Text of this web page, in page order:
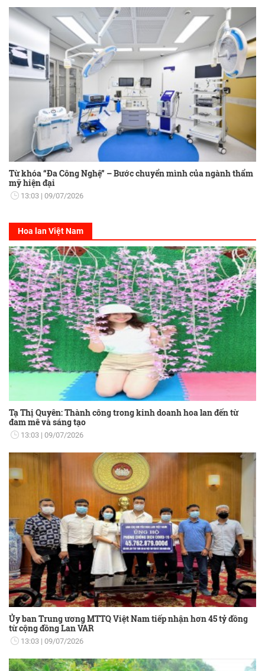
Từ khóa “Đa Công Nghệ” – Bước chuyển mình của ngành thẩm
mỹ hiện đại
13:03 09/07/2026
Hoa lan Việt Nam
Tạ Thị Quyên: Thành công trong kinh doanh hoa lan đến từ
đam mê và sáng tạo
13:03 09/07/2026
Ủy ban Trung ương MTTQ Việt Nam tiếp nhận hơn 45 tỷ đồng
từ cộng đồng Lan VAR
13:03 09/07/2026